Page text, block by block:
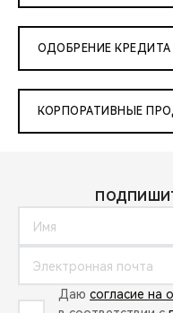
ОДОБРЕНИЕ
КОРПОРАТИВНЫЕ
Даю согласие на